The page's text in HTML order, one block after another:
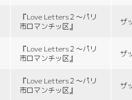
『Love Letters２〜パリ
市ロマンチッ区』
ザ
『Love Letters２〜パリ
市ロマンチッ区』
ザ
『Love Letters２〜パリ
市ロマンチッ区』
ザ